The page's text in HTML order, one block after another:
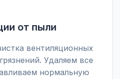
от пыли
вентиляционных
Удаляем все
нормальную